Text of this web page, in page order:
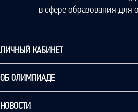
в сфере образования для
ЛИЧНЫЙ КАБИНЕТ
ОБ ОЛИМПИАДЕ
НОВОСТИ